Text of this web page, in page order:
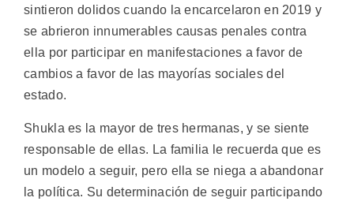
sintieron dolidos cuando la encarcelaron en 2019 y
se abrieron innumerables causas penales contra
ella por participar en manifestaciones a favor de
cambios a favor de las mayorías sociales del
estado.
Shukla es la mayor de tres hermanas, y se siente
responsable de ellas. La familia le recuerda que es
un modelo a seguir, pero ella se niega a abandonar
la política. Su determinación de seguir participando